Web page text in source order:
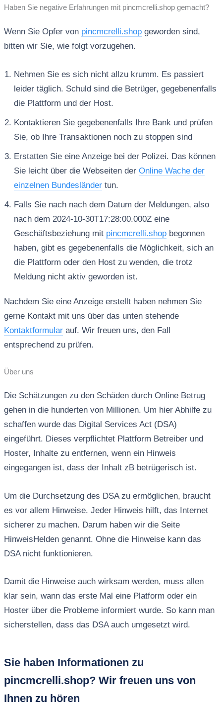
Haben Sie negative Erfahrungen mit pincmcrelli.shop gemacht?
Wenn Sie Opfer von pincmcrelli.shopgeworden sind,
bitten wir Sie, wie folgt vorzugehen.
Nehmen Sie es sich nicht allzu krumm. Es passiert
leider täglich. Schuld sind die Betrüger, gegebenenfalls
die Plattform und der Host.
Kontaktieren Sie gegebenenfalls Ihre Bank und prüfen
Sie, ob Ihre Transaktionen noch zu stoppen sind
Erstatten Sie eine Anzeige bei der Polizei. Das können
Sie leicht über die Webseiten der Online Wache der
einzelnen Bundesländertun.
Falls Sie nach nach dem Datum der Meldungen, also
nach dem 2024-10-30T17:28:00.000Z eine
Geschäftsbeziehung mit pincmcrelli.shopbegonnen
haben, gibt es gegebenenfalls die Möglichkeit, sich an
die Plattform oder den Host zu wenden, die trotz
Meldung nicht aktiv geworden ist.
Nachdem Sie eine Anzeige erstellt haben nehmen Sie
gerne Kontakt mit uns über das unten stehende
Kontaktformularauf. Wir freuen uns, den Fall
entsprechend zu prüfen.
Über uns
Die Schätzungen zu den Schäden durch Online Betrug
gehen in die hunderten von Millionen. Um hier Abhilfe zu
schaffen wurde das Digital Services Act (DSA)
eingeführt. Dieses verpflichtet Plattform Betreiber und
Hoster, Inhalte zu entfernen, wenn ein Hinweis
eingegangen ist, dass der Inhalt zB betrügerisch ist.
Um die Durchsetzung des DSA zu ermöglichen, braucht
es vor allem Hinweise. Jeder Hinweis hilft, das Internet
sicherer zu machen. Darum haben wir die Seite
HinweisHelden genannt. Ohne die Hinweise kann das
DSA nicht funktionieren.
Damit die Hinweise auch wirksam werden, muss allen
klar sein, wann das erste Mal eine Platform oder ein
Hoster über die Probleme informiert wurde. So kann man
sicherstellen, dass das DSA auch umgesetzt wird.
Sie haben Informationen zu
pincmcrelli.shop? Wir freuen uns von
Ihnen zu hören